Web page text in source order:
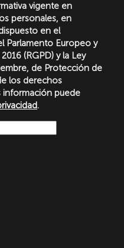
vigente en
personales, en
en el
Parlamento Europeo y
(RGPD) y la Ley
de Protección de
los derechos
información puede
.